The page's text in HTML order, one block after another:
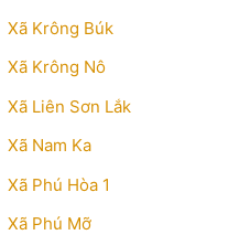
Xã Krông Búk
Xã Krông Nô
Xã Liên Sơn Lắk
Xã Nam Ka
Xã Phú Hòa 1
Xã Phú Mỡ